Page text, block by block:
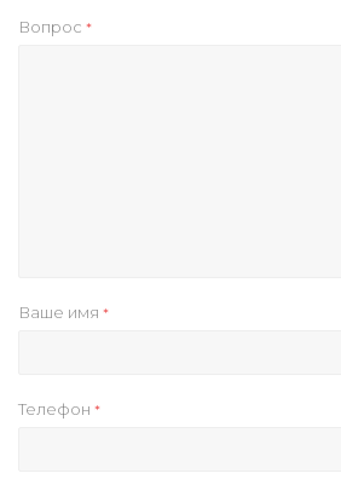
Вопрос *
Ваше имя *
Телефон *